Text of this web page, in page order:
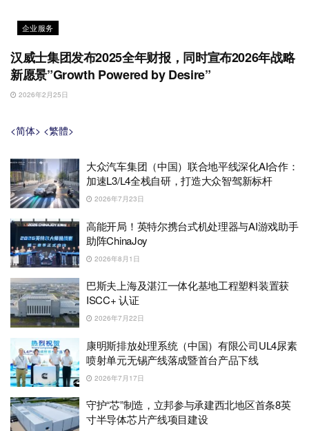
企业服务
汉威士集团发布2025全年财报，同时宣布2026年战略
新愿景”Growth Powered by Desire”
2026年2月25日
<简体> <繁體>
大众汽车集团（中国）联合地平线深化AI合作：
加速L3/L4全栈自研，打造大众智驾新标杆
2026年7月23日
高能开局！英特尔携台式机处理器与AI游戏助手
助阵ChinaJoy
2026年8月1日
巴斯夫上海及湛江一体化基地工程塑料装置获
ISCC+ 认证
2026年7月22日
康明斯排放处理系统（中国）有限公司UL4尿素
喷射单元无锡产线落成暨首台产品下线
2026年7月17日
守护“芯”制造，立邦参与承建西北地区首条8英
寸半导体芯片产线项目建设